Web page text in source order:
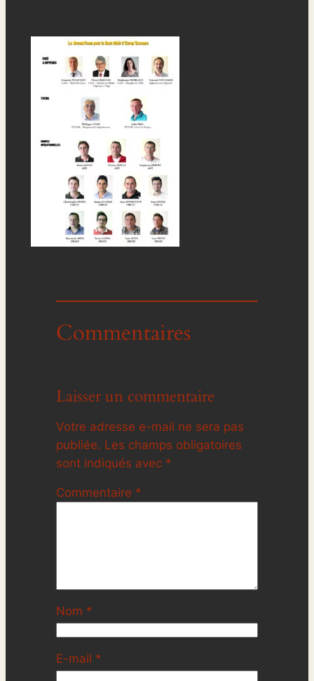
Commentaires
Laisser un commentaire
Votre adresse e-mail ne sera pas
publiée. Les champs obligatoires
sont indiqués avec *
Commentaire *
Nom *
E-mail *